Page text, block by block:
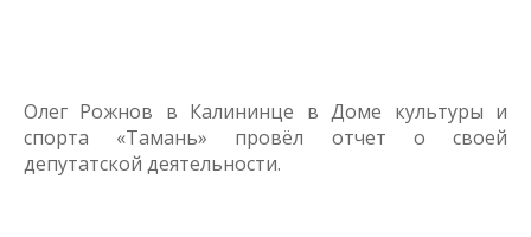
Олег Рожнов в Калининце в Доме культуры и
спорта «Тамань» провёл отчет о своей
депутатской деятельности.